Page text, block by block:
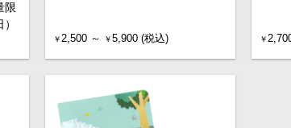
限
￥ 2,500 ～ ￥5,900 (税込) ￥